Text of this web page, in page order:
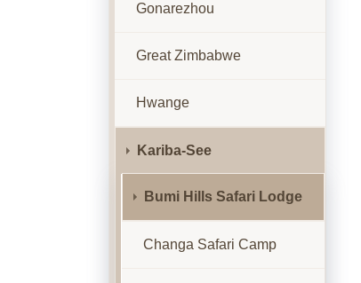
Gonarezhou
Great Zimbabwe
Hwange
Kariba-See
Bumi Hills Safari Lodge
Changa Safari Camp